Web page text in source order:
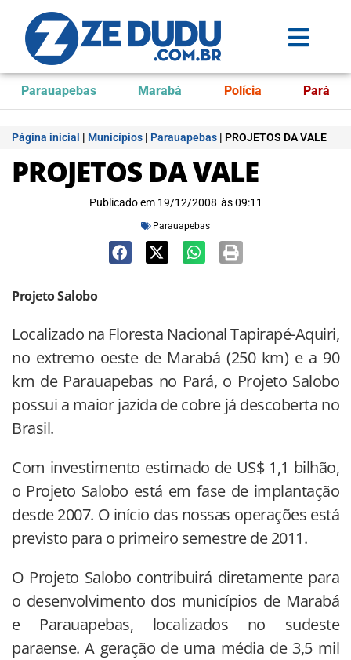
Parauapebas Marabá Polícia Pará
Página inicial | Municípios | Parauapebas | PROJETOS DA VALE
PROJETOS DA VALE
Publicado em 19/12/2008 às 09:11
Parauapebas
Projeto Salobo
Localizado na Floresta Nacional Tapirapé-Aquiri,
no extremo oeste de Marabá (250 km) e a 90
km de Parauapebas no Pará, o Projeto Salobo
possui a maior jazida de cobre já descoberta no
Brasil.
Com investimento estimado de US$ 1,1 bilhão,
o Projeto Salobo está em fase de implantação
desde 2007. O início das nossas operações está
previsto para o primeiro semestre de 2011.
O Projeto Salobo contribuirá diretamente para
o desenvolvimento dos municípios de Marabá
e Parauapebas, localizados no sudeste
paraense. A geração de uma média de 3,5 mil